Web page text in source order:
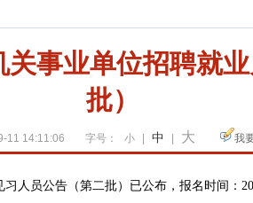
事业单位招聘就
批）
11 14:11:06 字号： 小 中 大 我
人员公告（第二批） 已公布， 报名时间：